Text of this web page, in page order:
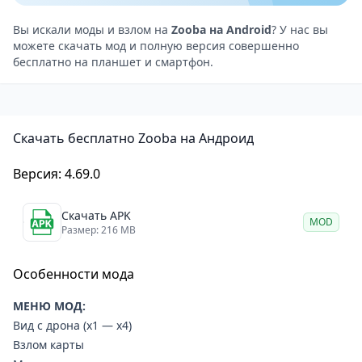
Графика и звук
Zooba — это игра с яркой и качественной графикой,
которая выполнена в стиле мультфильма.
Персонажи и окружение проработаны до
делает игровой процесс ещё более увлекательным.
также хорошо дополняют игру, создавая
динамичное и весёлое настроение. У каждого
персонажа есть свои уникальные звуки и озвучка,
Zooba — динамичные битвы в стиле «королевской
битвы» с яркими персонажами и великолепной
графикой
Zooba — это увлекательная игра в жанре
Вы искали моды и взлом на Zooba на Android? У нас вы
можете скачать мод и полную версия совершенно
бесплатно на планшет и смартфон.
Скачать бесплатно Zooba на Андроид
Версия: 4.69.0
Скачать APK
Размер: 216 MB
MOD
Особенности мода
МЕНЮ МОД:
Вид с дрона (x1 — x4)
Взлом карты